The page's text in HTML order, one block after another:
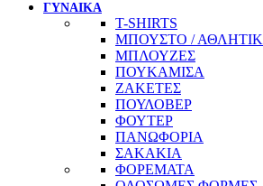
ΓΥΝΑΙΚΑ
T-SHIRTS
ΜΠΟΥΣΤΟ /
ΜΠΛΟΥΖΕΣ
ΠΟΥΚΑΜΙΣΑ
ΖΑΚΕΤΕΣ
ΠΟΥΛΟΒΕΡ
ΦΟΥΤΕΡ
ΠΑΝΩΦΟΡΙΑ
ΣΑΚΑΚΙΑ
ΦΟΡΕΜΑΤΑ